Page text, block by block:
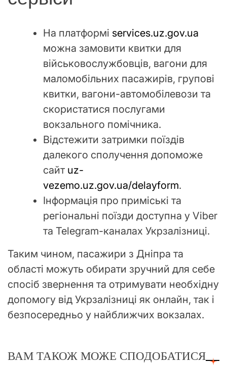
На платформі services.uz.gov.ua
можна замовити квитки для
військовослужбовців, вагони для
маломобільних пасажирів, групові
квитки, вагони-автомобілевози та
скористатися послугами
вокзального помічника.
Відстежити затримки поїздів
далекого сполучення допоможе
сайт uz-
vezemo.uz.gov.ua/delayform.
Інформація про приміські та
регіональні поїзди доступна у Viber
та Telegram-каналах Укрзалізниці.
Таким чином, пасажири з Дніпра та
області можуть обирати зручний для себе
спосіб звернення та отримувати необхідну
допомогу від Укрзалізниці як онлайн, так і
безпосередньо у найближчих вокзалах.
ВАМ ТАКОЖ МОЖЕ СПОДОБАТИСЯ